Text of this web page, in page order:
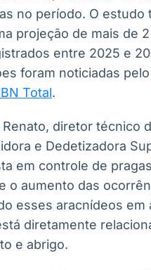
Broadcast
Radar
Monitoramento
inteligente de
IA
Em breve
no período. O estudo
projeção de mais de
entre 2025 e
foram noticiadas
Total.
diretor técnico
e Dedetizadora
em controle de
o aumento das
esses aracnídeos em
diretamente
e abrigo.